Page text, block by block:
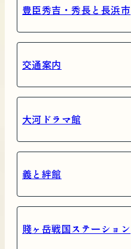
豊臣秀吉・秀長と長浜市
交通案内
大河ドラマ館
義と絆館
賤ヶ岳戦国ステーション